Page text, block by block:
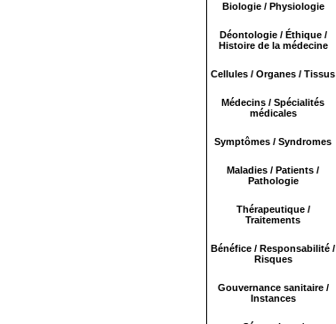
Biologie / Physiologie
Déontologie / Éthique /
Histoire de la médecine
Cellules / Organes / Tissus
Médecins / Spécialités
médicales
Symptômes / Syndromes
Maladies / Patients /
Pathologie
Thérapeutique /
Traitements
Bénéfice / Responsabilité /
Risques
Gouvernance sanitaire /
Instances